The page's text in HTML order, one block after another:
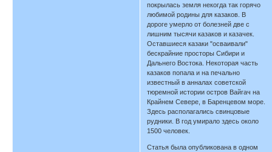
покрылась земля некогда так горячо
любимой родины для казаков. В
дороге умерло от болезней две с
лишним тысячи казаков и казачек.
Оставшиеся казаки "осваивали"
бескрайние просторы Сибири и
Дальнего Востока. Некоторая часть
казаков попала и на печально
известный в анналах советской
тюремной истории остров Вайгач на
Крайнем Севере, в Баренцевом море.
Здесь располагались свинцовые
рудники. В год умирало здесь около
1500 человек.
Статья была опубликована в одном